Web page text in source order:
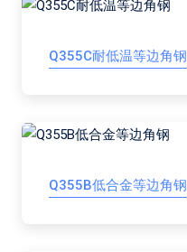
Q355C耐低温等边角钢
Q355B低合金等边角钢